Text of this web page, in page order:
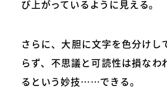
び上がっているように見える。
さらに、大胆に文字を色分けし
らず、不思議と可読性は損なわ
るという妙技……できる。